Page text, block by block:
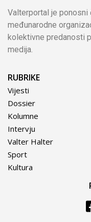
Valterportal je ponosni
međunarodne
kolektivne predanosti
medija.
RUBRIKE
Vijesti
Dossier
Kolumne
Intervju
Valter Halter
Sport
Kultura